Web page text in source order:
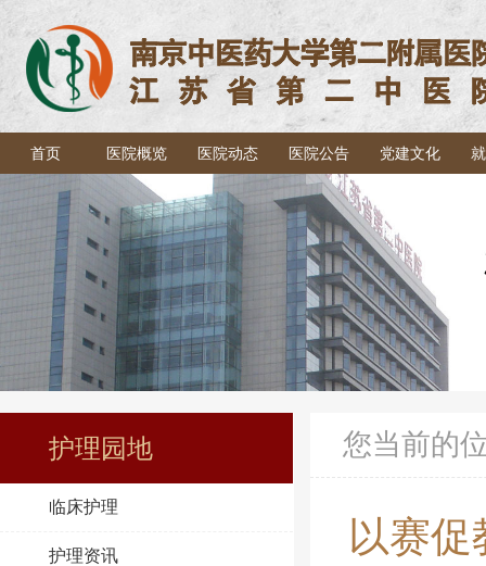
首页 医院概览 医院动态 医院公告 党建文化
护理园地
临床护理
护理资讯
您当前的
以赛